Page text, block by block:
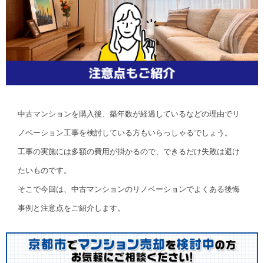
中古マンションを購入後、築年数が経過しているなどの理由でリ
ノベーション工事を検討している方もいらっしゃるでしょう。
工事の実施には多額の費用が掛かるので、できるだけ失敗は避け
たいものです。
そこで今回は、中古マンションのリノベーションでよくある後悔
事例と注意点をご紹介します。